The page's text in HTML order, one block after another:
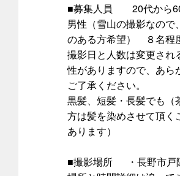
■募集人員 20代から
男性（雪山の撮影なので
のある方希望） ８名
撮影日と人数は変更され
性がありますので、あら
ご了承ください。
黒髪、短髪・長髪でも（
方は髪を染めさせて頂く
あります）
■撮影場所 ・長野市